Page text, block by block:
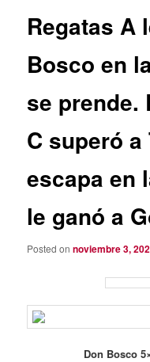
Regatas A
Bosco en
se prende.
C superó
escapa en
le ganó a
Posted onnoviembre 3,
Don Bosco